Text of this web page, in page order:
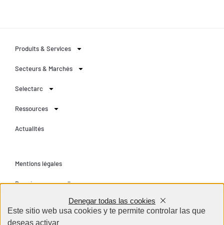
Produits & Services
Secteurs & Marchés
Selectarc
Ressources
Actualités
Mentions légales
Données personnelles
Conditions générales
Este sitio web usa cookies y te permite controlar las que
deseas activar
Denegar todas las cookies